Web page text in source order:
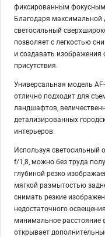
фиксированным
Благодаря максимальной
светосильный
позволяет с легкостью
и создавать
присутствия.
Универсальная модель
отлично подходит для
ландшафтов,
детализированных
интерьеров.
Используя светосильный
f/1,8, можно без труда
глубиной резко
мягкой размытостью
снимать резкие
недостаточного
минимальное расстояние
открывает